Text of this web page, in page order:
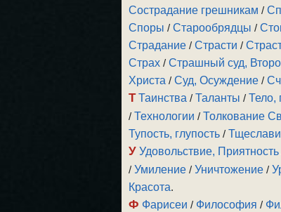
Сострадание грешникам /
Споры /Старообрядцы /
Страдание /Страсти /
Страх /Страшный суд,
Христа /Суд, Осуждение /
Т Таинства /Таланты /Тело,
/Технологии /Толкование
Тупость, глупость /
У Удовольствие, Приятность
/Умиление /Уничтожение /
Красота.
Ф Фарисеи / Философия /